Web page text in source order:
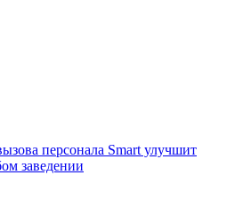
персонала Smart улучшит
заведении